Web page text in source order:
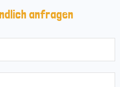
anfragen